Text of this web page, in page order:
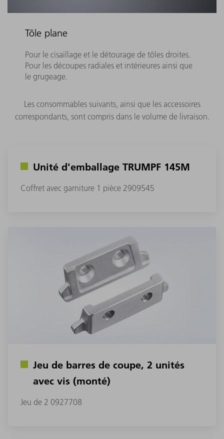
Tôle plane
Pour le cisaillage et le détourage de tôles droites.
Pour les découpes radiales et intérieures ainsi que
le grugeage.
Les consommables suivants, ainsi que les accessoires
correspondants, sont compris dans le volume de livraison.
Unité d'emballage TRUMPF 145M
Coffret avec garniture 1 pièce 2909545
Jeu de barres de coupe, 2 unités
avec vis (monté)
Jeu de 2 0927708